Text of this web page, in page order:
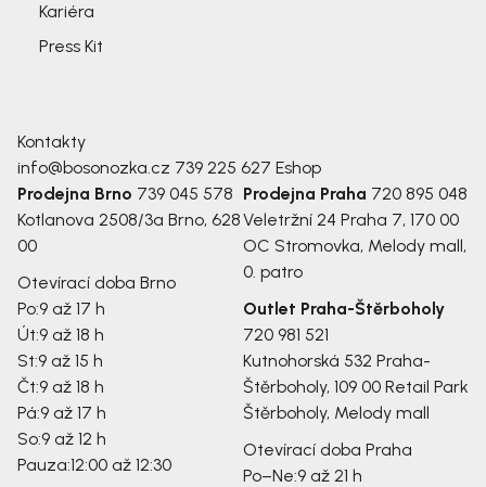
Kariéra
Press Kit
Kontakty
info@bosonozka.cz 739 225 627 Eshop
Prodejna Brno 739 045 578
Kotlanova 2508/3a Brno, 628
00
Otevírací doba Brno
Po:9 až 17 h
Út:9 až 18 h
St:9 až 15 h
Čt:9 až 18 h
Pá:9 až 17 h
So:9 až 12 h
Pauza:12:00 až 12:30
Prodejna Praha 720 895 048
Veletržní 24 Praha 7, 170 00
OC Stromovka, Melody mall,
0. patro
Outlet Praha-Štěrboholy
720 981 521
Kutnohorská 532 Praha-
Štěrboholy, 109 00 Retail Park
Štěrboholy, Melody mall
Otevírací doba Praha
Po–Ne:9 až 21 h